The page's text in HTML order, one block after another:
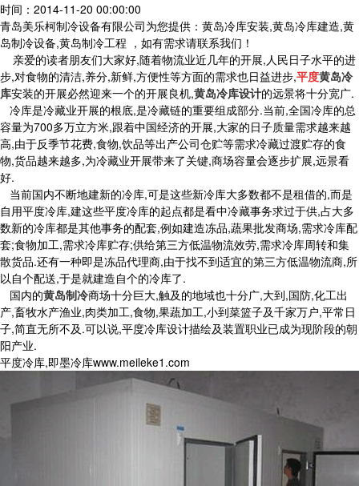
时间：2014-11-20 00:00:00
青岛美乐柯制冷设备有限公司为您提供：黄岛冷库安装,黄岛冷库建造,黄
岛制冷设备,黄岛制冷工程 ，如有需求请联系我们！
亲爱的读者朋友们大家好,随着物流业近几年的开展,人民日子水平的进
步,对食物的清洁,养分,新鲜,方便性等方面的需求也日益进步,平度黄岛冷
库安装的开展必然迎来一个的开展良机,黄岛冷库设计的远景将十分宽广.
冷库是冷藏业开展的根底,是冷藏链的重要组成部分.当前,全国冷库的总
容量为700多万立方米,跟着中国经济的开展,大家的日子质量需求越来越
高,由于反季节花费,食物,饮品等出产公司仓贮等需求冷藏过渡贮存的食
物,货品越来越多,为冷藏业开展带来了关键,商场容量会逐步扩展,远景看
好.
当前国内不断地建新的冷库,可是这些新冷库大多数都不是租借的,而是
自用平度冷库,建这些平度冷库的起点都是看中冷藏事务求过于供,占大多
数新的冷库都是其他事务的配套,例如建造冻品,蔬果批发商场,需求冷库配
套;食物加工,需求冷库贮存;供给第三方低温物流效劳,需求冷库周转和集
散货品.还有一种即是冻品代理商,由于找不到适宜的第三方低温物流商,所
以自个配送,于是就建造自个的冷库了.
国内的黄岛制冷商场十分巨大,触及的地域也十分广,大到,国防,化工出
产,畜牧水产渔业,肉类加工,食物,果蔬加工,小到菜篮子及千家万户,平常日
子,简直无所不及.可以说,平度冷库设计描绘及装置职业已成为现阶段的朝
阳产业.
平度冷库,即墨冷库www.meileke1.com